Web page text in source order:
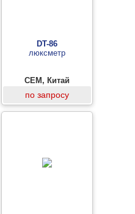
DT-86
люксметр
CEM, Китай
по запросу